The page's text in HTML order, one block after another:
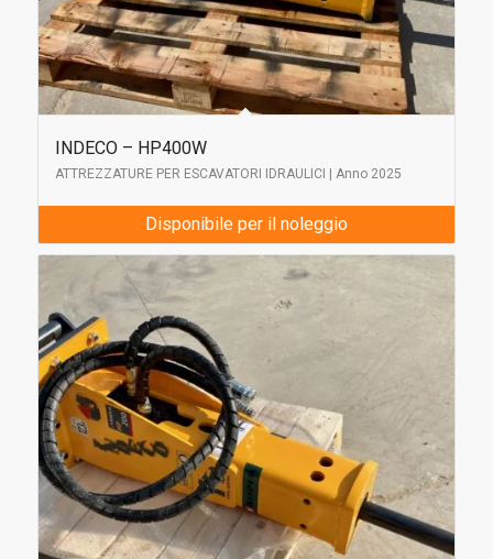
INDECO – HP400W
ATTREZZATURE PER ESCAVATORI IDRAULICI | Anno 2025
Disponibile per il noleggio